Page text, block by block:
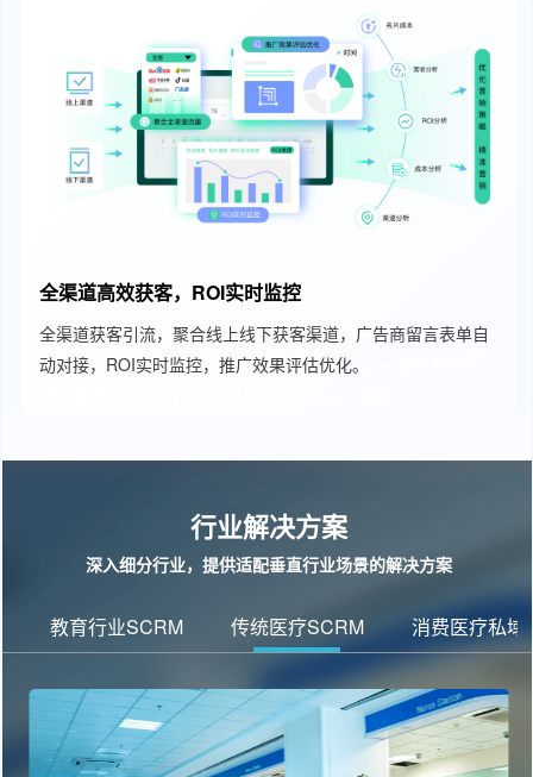
全渠道高效获客，ROI实时监控
全渠道获客引流，聚合线上线下获客渠道，广告商留言表单自
动对接，ROI实时监控，推广效果评估优化。
行业解决方案
深入细分行业，提供适配垂直行业场景的解决方案
教育行业SCRM 传统医疗SCRM 消费医疗私域